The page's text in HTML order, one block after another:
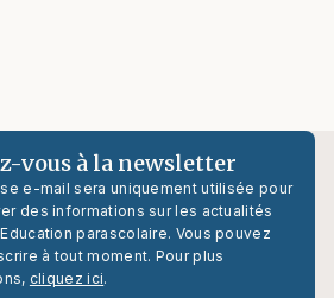
vous à la newsletter
e-mail sera uniquement utilisée pour
des informations sur les actualités
parascolaire. Vous pouvez
à tout moment. Pour plus
cliquez ici.